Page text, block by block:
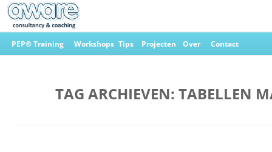
Ga
naar
PEP® Training Workshops Tips Projecten Over Contact
TAG ARCHIEVEN: TABELLEN